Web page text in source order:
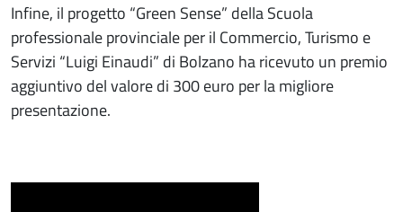
Infine, il progetto “Green Sense” della Scuola
professionale provinciale per il Commercio, Turismo e
Servizi “Luigi Einaudi” di Bolzano ha ricevuto un premio
aggiuntivo del valore di 300 euro per la migliore
presentazione.